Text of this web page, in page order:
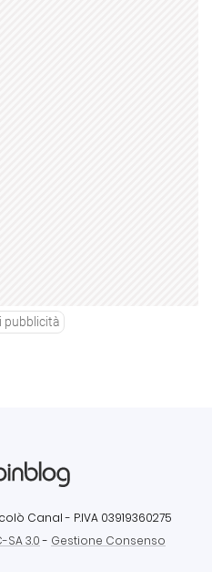
pubblicità
Canal - P.IVA 03919360275
SA 3.0- Gestione Consenso